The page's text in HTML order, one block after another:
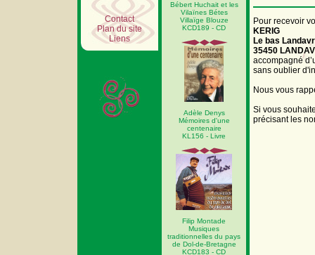
Contact
Plan du site
Liens
Bébert Huchait et les
Vilaïnes Bétes
Villaïge Blouze
KCD189 - CD
Adèle Denys
Mémoires d'une
centenaire
KL156 - Livre
Filip Montade
Musiques
traditionnelles du pays
de Dol-de-Bretagne
KCD183 - CD
Pour recevoir
KERIG
Le bas
35450
accompagné
sans oublier
Nous vous
Si vous
précisant les